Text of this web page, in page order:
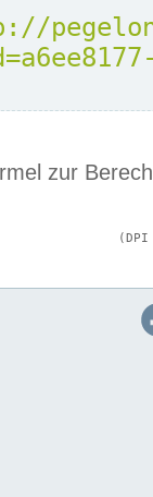
zur